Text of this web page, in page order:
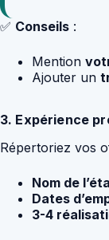
✅ Conseils :
Mention
Ajouter un
3. Expérience
Répertoriez vos
Nom de
Dates
3-4